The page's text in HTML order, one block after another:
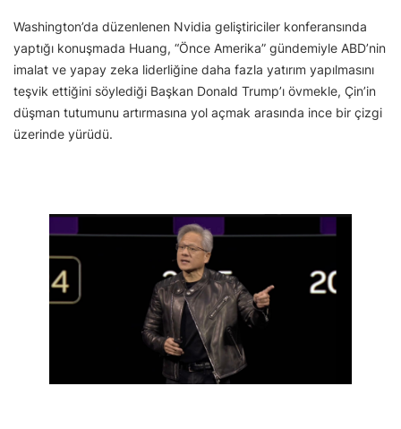
Washington’da düzenlenen Nvidia geliştiriciler konferansında
yaptığı konuşmada Huang, “Önce Amerika” gündemiyle ABD’nin
imalat ve yapay zeka liderliğine daha fazla yatırım yapılmasını
teşvik ettiğini söylediği Başkan Donald Trump’ı övmekle, Çin’in
düşman tutumunu artırmasına yol açmak arasında ince bir çizgi
üzerinde yürüdü.